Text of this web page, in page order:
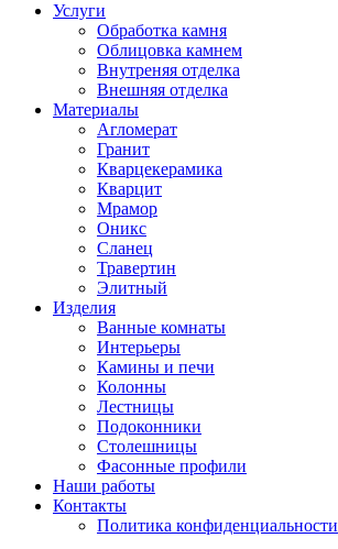
Услуги
Обработка камня
Облицовка камнем
Внутреняя отделка
Внешняя отделка
Материалы
Агломерат
Гранит
Кварцекерамика
Кварцит
Мрамор
Оникс
Сланец
Травертин
Элитный
Изделия
Ванные комнаты
Интерьеры
Камины и печи
Колонны
Лестницы
Подоконники
Столешницы
Фасонные профили
Наши работы
Контакты
Политика конфиденциальности